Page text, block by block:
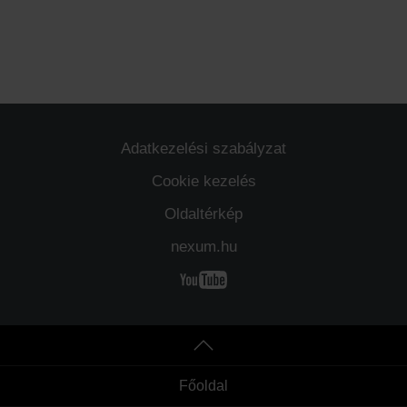
Adatkezelési szabályzat
Cookie kezelés
Oldaltérkép
nexum.hu
Főoldal